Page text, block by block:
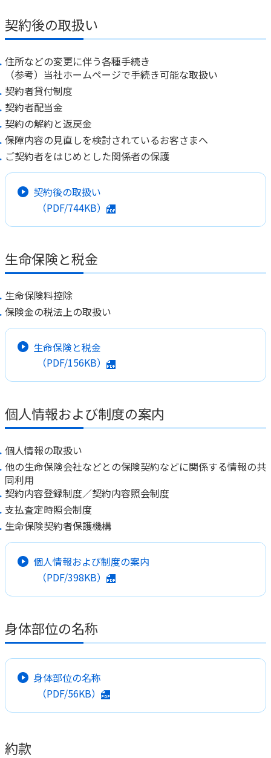
契約後の取扱い
住所などの変更に伴う各種手続き
（参考）当社ホームページで手続き可能な取扱い
契約者貸付制度
契約者配当金
契約の解約と返戻金
保障内容の見直しを検討されているお客さまへ
ご契約者をはじめとした関係者の保護
契約後の取扱い
（PDF/744KB）
生命保険と税金
生命保険料控除
保険金の税法上の取扱い
生命保険と税金
（PDF/156KB）
個人情報および制度の案内
個人情報の取扱い
他の生命保険会社などとの保険契約などに関係する情報の共
同利用
契約内容登録制度／契約内容照会制度
支払査定時照会制度
生命保険契約者保護機構
個人情報および制度の案内
（PDF/398KB）
身体部位の名称
身体部位の名称
（PDF/56KB）
約款